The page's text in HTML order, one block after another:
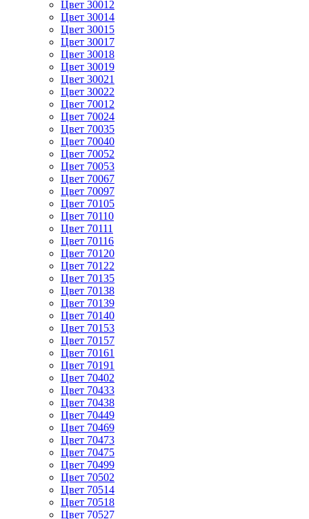
Цвет 30012
Цвет 30014
Цвет 30015
Цвет 30017
Цвет 30018
Цвет 30019
Цвет 30021
Цвет 30022
Цвет 70012
Цвет 70024
Цвет 70035
Цвет 70040
Цвет 70052
Цвет 70053
Цвет 70067
Цвет 70097
Цвет 70105
Цвет 70110
Цвет 70111
Цвет 70116
Цвет 70120
Цвет 70122
Цвет 70135
Цвет 70138
Цвет 70139
Цвет 70140
Цвет 70153
Цвет 70157
Цвет 70161
Цвет 70191
Цвет 70402
Цвет 70433
Цвет 70438
Цвет 70449
Цвет 70469
Цвет 70473
Цвет 70475
Цвет 70499
Цвет 70502
Цвет 70514
Цвет 70518
Цвет 70527